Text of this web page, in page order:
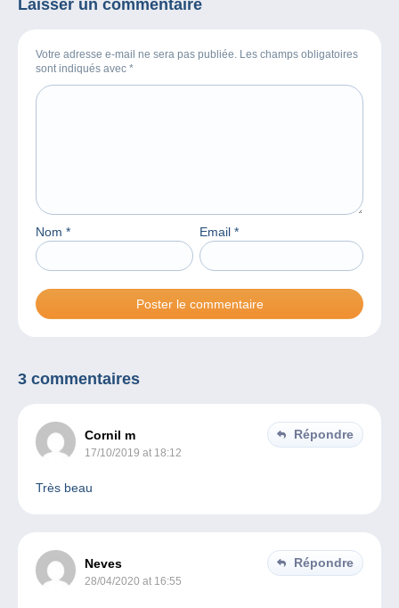
Laisser un commentaire
Votre adresse e-mail ne sera pas publiée. Les champs obligatoires
sont indiqués avec *
Nom * Email *
3 commentaires
Cornil m
17/10/2019 at 18:12
Répondre
Très beau
Neves
28/04/2020 at 16:55
Répondre